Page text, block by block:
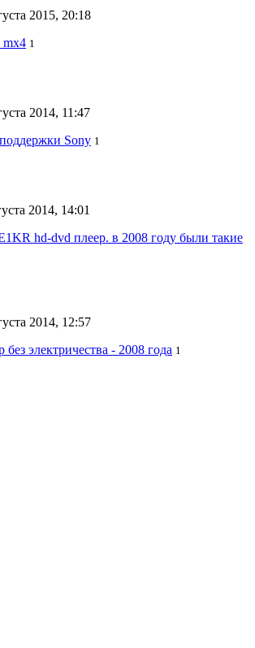
2015, 20:18
mx4 1
2014, 11:47
Sony 1
2014, 14:01
hd-dvd плеер. в 2008 году были такие
2014, 12:57
электричества - 2008 года 1